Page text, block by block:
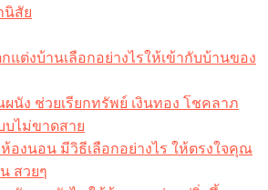
สัย
แต่งบ้านเลือกอย่างไรให้เข้ากับบ้านของ
นัง ช่วยเรียกทรัพย์ เงินทอง โชคลาภ
บไม่ขาดสาย
องนอน มีวิธีเลือกอย่างไร ให้ตรงใจคุณ
สวยๆ